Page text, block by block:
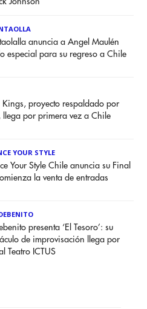
anuncia a Angel Maulén
especial para su regreso a Chile
Kings, proyecto respaldado por
llega por primera vez a Chile
YOUR STYLE
Your Style Chile anuncia su Final
la venta de entradas
presenta ‘El Tesoro’: su
de improvisación llega por
Teatro ICTUS